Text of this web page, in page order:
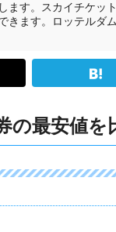
ます。スカイチケッ
きます。ロッテルダ
の最安値を